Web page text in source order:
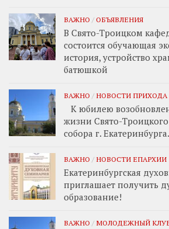
ВАЖНО / ОБЪЯВЛЕНИЯ
В Свято-Троицком
состоится обучающая
история, устройство
батюшкой
ВАЖНО / НОВОСТИ ПРИХОДА
К юбилею
жизни Свято-
собора г. Екатеринбурга.
ВАЖНО / НОВОСТИ ЕПАРХИИ
Екатеринбургская
приглашает получить
образование!
ВАЖНО / МОЛОДЕЖНЫЙ